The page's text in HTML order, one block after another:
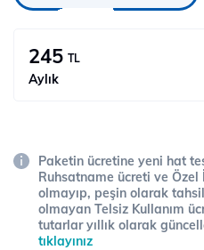
245 TL
Aylık
Paketin ücretine yeni hat
Ruhsatname ücreti ve
olmayıp, peşin olarak
olmayan Telsiz Kullanım
tutarlar yıllık olarak
tıklayınız